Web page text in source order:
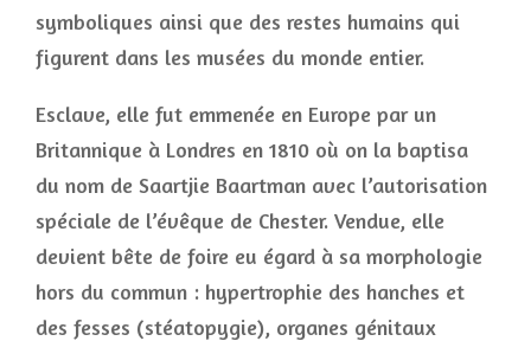
symboliques ainsi que des restes humains qui
figurent dans les musées du monde entier.
Esclave, elle fut emmenée en Europe par un
Britannique à Londres en 1810 où on la baptisa
du nom de Saartjie Baartman avec l’autorisation
spéciale de l’évêque de Chester. Vendue, elle
devient bête de foire eu égard à sa morphologie
hors du commun : hypertrophie des hanches et
des fesses (stéatopygie), organes génitaux